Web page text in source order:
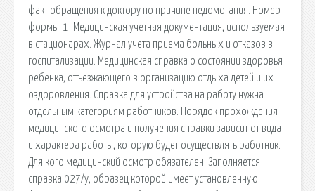
факт обращения к доктору по причине недомогания. Номер
формы. 1. Медицинская учетная документация, используемая
в стационарах. Журнал учета приема больных и отказов в
госпитализации. Медицинская справка о состоянии здоровья
ребенка, отъезжающего в организацию отдыха детей и их
оздоровления. Справка для устройства на работу нужна
отдельным категориям работников. Порядок прохождения
медицинского осмотра и получения справки зависит от вида
и характера работы, которую будет осуществлять работник.
Для кого медицинский осмотр обязателен. Заполняется
справка 027/у, образец которой имеет установленную